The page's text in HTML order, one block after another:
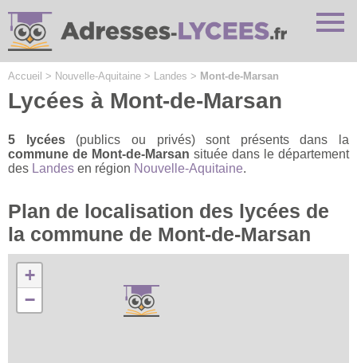
Accueil > Nouvelle-Aquitaine > Landes > Mont-de-Marsan
Lycées à Mont-de-Marsan
5 lycées(publics ou privés) sont présents dans la
commune de Mont-de-Marsan située dans le département
des Landes en région Nouvelle-Aquitaine.
Plan de localisation des lycées de
la commune de Mont-de-Marsan
+
−